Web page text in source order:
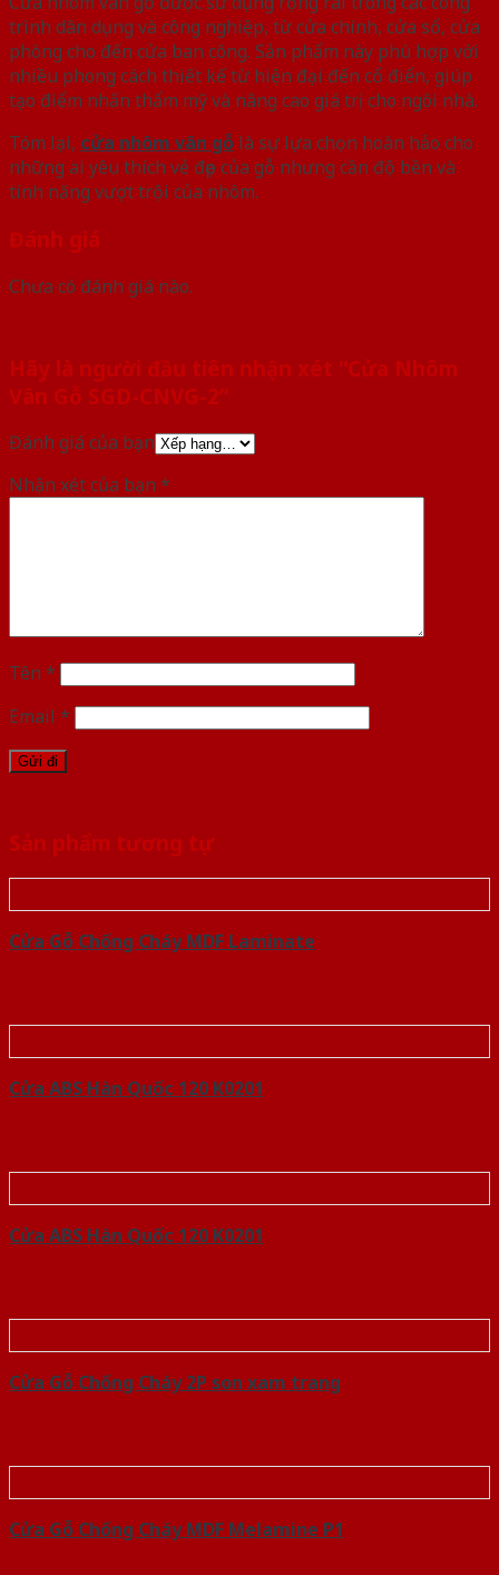
trình dân dụng và công nghiệp, từ cửa chính, cửa sổ, cửa
phòng cho đến cửa ban công. Sản phẩm này phù hợp với
nhiều phong cách thiết kế từ hiện đại đến cổ điển, giúp
tạo điểm nhấn thẩm mỹ và nâng cao giá trị cho ngôi nhà.
Tóm lại, cửa nhôm vân gỗ là sự lựa chọn hoàn hảo cho
những ai yêu thích vẻ đẹp của gỗ nhưng cần độ bền và
tính năng vượt trội của nhôm.
Đánh giá
Chưa có đánh giá nào.
Hãy là người đầu tiên nhận xét “Cửa Nhôm
Vân Gỗ SGD-CNVG-2”
Đánh giá của bạn
Nhận xét của bạn *
Tên *
Email *
Sản phẩm tương tự
Cửa Gỗ Chống Cháy MDF Laminate
Cửa ABS Hàn Quốc 120 K0201
Cửa ABS Hàn Quốc 120 K0201
Cửa Gỗ Chống Cháy 2P son xam trang
Cửa Gỗ Chống Cháy MDF Melamine P1